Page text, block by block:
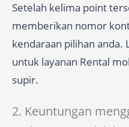
Setelah kelima point
memberikan nomor
kendaraan pilihan anda.
untuk layanan Rental
supir.
2. Keuntungan